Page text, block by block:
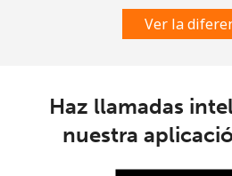
Ver la
Haz llamadas
nuestra